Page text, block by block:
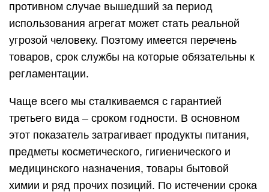
противном случае вышедший за период
использования агрегат может стать реальной
угрозой человеку. Поэтому имеется перечень
товаров, срок службы на которые обязательны к
регламентации.
Чаще всего мы сталкиваемся с гарантией
третьего вида – сроком годности. В основном
этот показатель затрагивает продукты питания,
предметы косметического, гигиенического и
медицинского назначения, товары бытовой
химии и ряд прочих позиций. По истечении срока